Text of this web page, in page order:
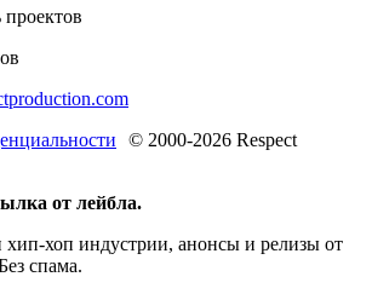
проектов
© 2000-2026 Respect
от лейбла.
хип-хоп индустрии, анонсы и релизы от
спама.